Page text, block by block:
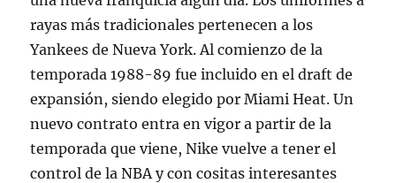
rayas más tradicionales pertenecen a los
Yankees de Nueva York. Al comienzo de la
temporada 1988-89 fue incluido en el draft de
expansión, siendo elegido por Miami Heat. Un
nuevo contrato entra en vigor a partir de la
temporada que viene, Nike vuelve a tener el
control de la NBA y con cositas interesantes